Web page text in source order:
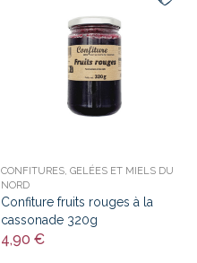
CONFITURES, GELÉES ET MIELS DU
NORD
Confiture fruits rouges à la
cassonade 320g
4,90 €